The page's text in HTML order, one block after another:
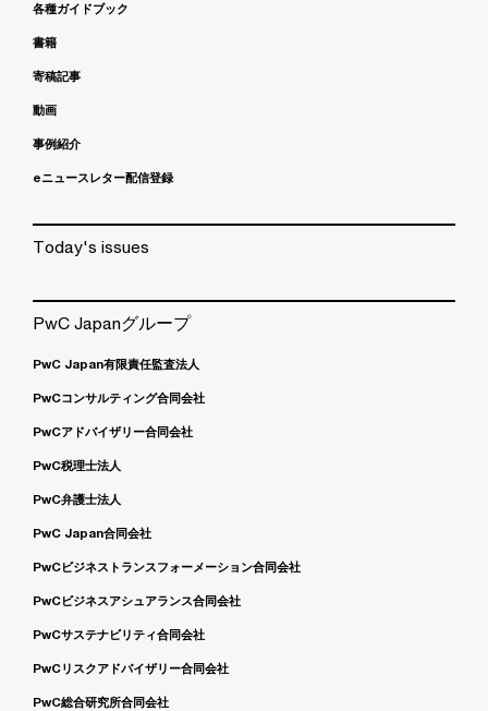
各種ガイドブック
書籍
寄稿記事
動画
事例紹介
eニュースレター配信登録
Today's issues
PwC Japanグループ
PwC Japan有限責任監査法人
PwCコンサルティング合同会社
PwCアドバイザリー合同会社
PwC税理士法人
PwC弁護士法人
PwC Japan合同会社
PwCビジネストランスフォーメーション合同会社
PwCビジネスアシュアランス合同会社
PwCサステナビリティ合同会社
PwCリスクアドバイザリー合同会社
PwC総合研究所合同会社